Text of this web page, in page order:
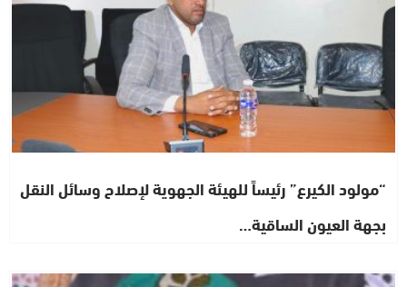
“مولود الكيرع” رئيساً للهيئة الجهوية لإصلاح وسائل النقل
بجهة العيون الساقية…